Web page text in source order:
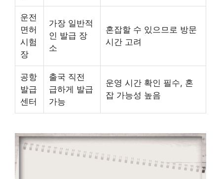
운전
면허
시험
장
가장 일반적
인 발급 장
소
혼잡할 수 있으므로 방문
시간 고려
공항
발급
센터
출국 직전
급하게 발급
가능
운영 시간 확인 필수, 혼
잡 가능성 높음